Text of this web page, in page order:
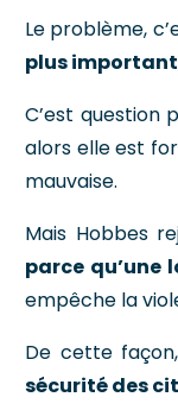
Le problème,
plus
C’est question
alors elle est
mauvaise.
Mais Hobbes
parce qu’une
empêche la
De cette
sécurité des